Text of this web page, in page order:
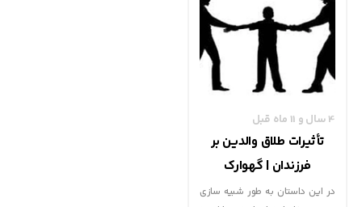
4 سال و 11 ماه قبل
تأثیرات طلاق والدین بر
فرزندان | گهوارک
در این داستان به طور شبیه سازی